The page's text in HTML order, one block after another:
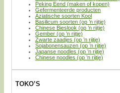
Peking Eend (maken of kopen)
Gefermenteerde producten
Aziatische soorten Kool
Basilicum soorten (op ’n rijtje)
Chinese Bieslook (op ’n rijtje)
Gember (op ’n rijtje)
Zwarte zaadjes (op ’n rijtje)
Sojabonensauzen (op ’n rijtje)
Japanse noodles (op ’n rijtje)
Chinese noodles (op ’n rijtje)
TOKO’S